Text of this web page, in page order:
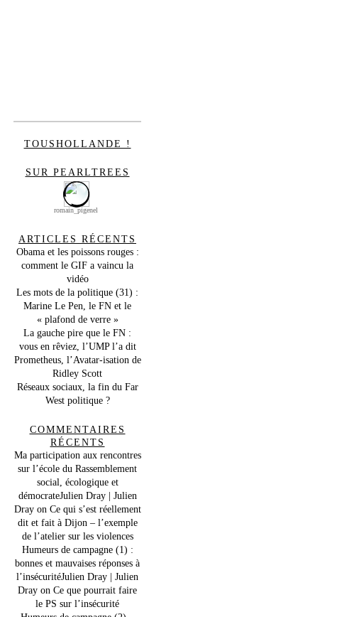
TOUSHOLLANDE !
SUR PEARLTREES
romain_pigenel
ARTICLES RÉCENTS
Obama et les poissons rouges :
comment le GIF a vaincu la
vidéo
Les mots de la politique (31) :
Marine Le Pen, le FN et le
« plafond de verre »
La gauche pire que le FN :
vous en rêviez, l’UMP l’a dit
Prometheus, l’Avatar-isation de
Ridley Scott
Réseaux sociaux, la fin du Far
West politique ?
COMMENTAIRES
RÉCENTS
Ma participation aux rencontres
sur l’école du Rassemblement
social, écologique et
démocrateJulien Dray | Julien
Drayon Ce qui s’est réellement
dit et fait à Dijon – l’exemple
de l’atelier sur les violences
Humeurs de campagne (1) :
bonnes et mauvaises réponses à
l’insécuritéJulien Dray | Julien
Dray on Ce que pourrait faire
le PS sur l’insécurité